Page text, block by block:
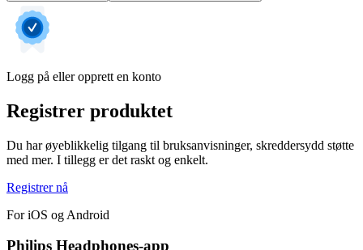
Logg på eller opprett en konto
Registrer produktet
Du har øyeblikkelig tilgang til bruksanvisninger, skreddersydd støtte
med mer. I tillegg er det raskt og enkelt.
Registrer nå
For iOS og Android
Philips Headphones-app